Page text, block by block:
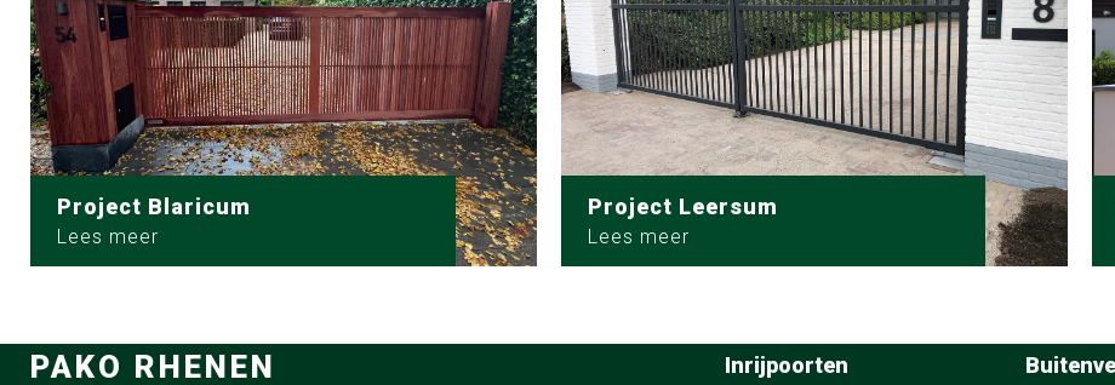
Project Blaricum
Lees meer
Project Leersum
Lees meer
PAKO RHENEN Inrijpoorten